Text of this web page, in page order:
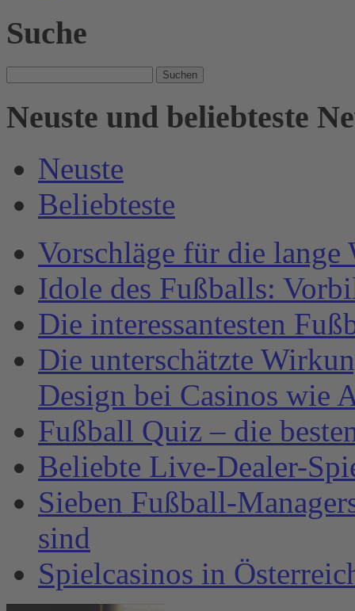
Suche
nach:
Neuste und beliebteste
Neuste
Beliebteste
Vorschläge für die lange
Idole des Fußballs:
Die interessantesten
Die unterschätzte
Design bei Casinos wie
Fußball Quiz – die
Beliebte Live-Dealer-
Sieben Fußball-
sind
Spielcasinos in